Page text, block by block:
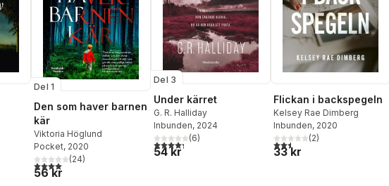
antal röster:
Del 1
Den som haver barnen
kär
Viktoria Höglund
Pocket, 2020
4,0utav 5 stjärnor. Totalt antal röster:
(24)
56 kr
Del 3
Under kärret
G. R. Halliday
Inbunden, 2024
4,3utav 5 stjärnor. Totalt antal röster:
(6)
54 kr
Flickan i backspegeln
Kelsey Rae Dimberg
Inbunden, 2020
2,5utav 5 stjärnor. Totalt
(2)
33 kr